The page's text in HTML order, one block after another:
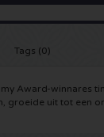
Tags (0)
Award-winnares
groeide uit tot een